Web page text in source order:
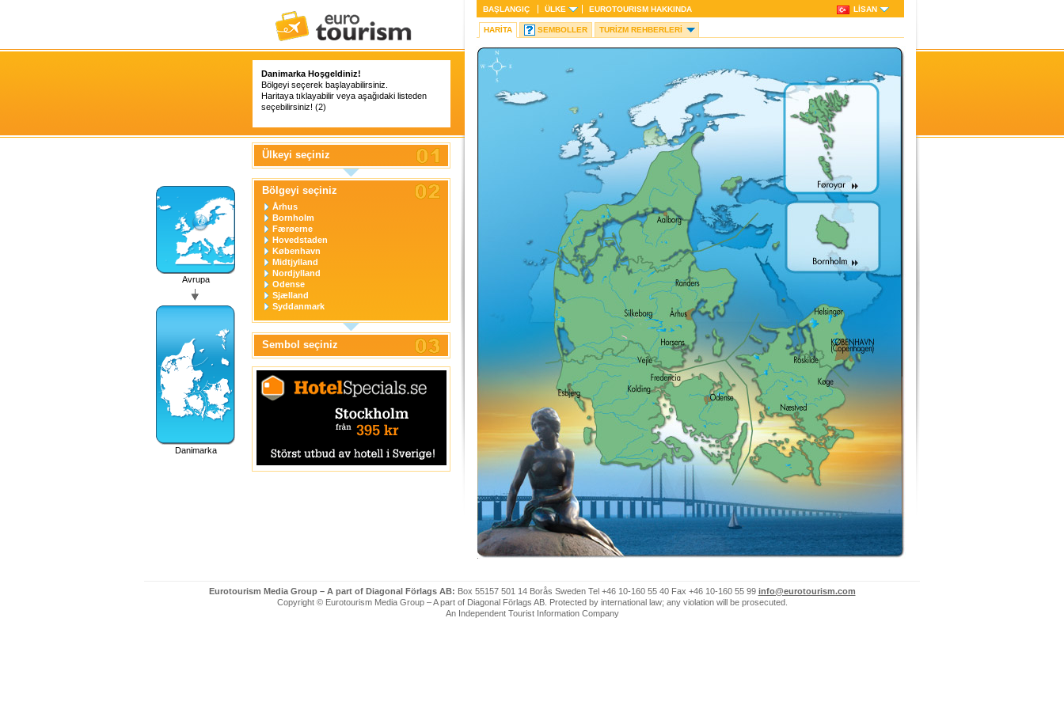
Danimarka Hoşgeldiniz!
Bölgeyi seçerek başlayabilirsiniz.
Haritaya tıklayabilir veya aşağıdaki listeden
seçebilirsiniz! (2)
Avrupa
Danimarka
Ülkeyi seçiniz
Bölgeyi seçiniz
Århus
Bornholm
Færøerne
Hovedstaden
København
Midtjylland
Nordjylland
Odense
Sjælland
Syddanmark
Sembol seçiniz
BAŞLANGIÇ ÜLKE EUROTOURISM HAKKINDA LISAN
HARITA SEMBOLLER TURIZM REHBERLERI
Eurotourism Media Group – A part of Diagonal Förlags AB: Box 55157 501 14 Borås Sweden Tel +46 10-160 55 40 Fax +46 10-160 55 99 info@eurotourism.com
Copyright © Eurotourism Media Group – A part of Diagonal Förlags AB. Protected by international law; any violation will be prosecuted.
An Independent Tourist Information Company